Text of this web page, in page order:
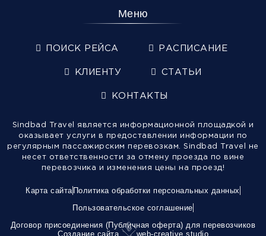
Меню
ПОИСК РЕЙСА РАСПИСАНИЕ
КЛИЕНТУ СТАТЬИ
КОНТАКТЫ
Sindbad Travel является информационной площадкой и
оказывает услуги в предоставлении информации по
регулярным пассажирским перевозкам. Sindbad Travel не
несет ответственности за отмену проезда по вине
перевозчика и изменения цены на проезд!
Карта сайта Политика обработки персональных данных
Пользовательское соглашение
Договор присоединения (Публичная оферта) для перевозчиков
Создание сайта
web-creative.studio